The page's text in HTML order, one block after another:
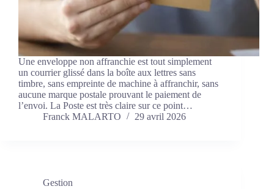
Une enveloppe non affranchie est tout simplement
un courrier glissé dans la boîte aux lettres sans
timbre, sans empreinte de machine à affranchir, sans
aucune marque postale prouvant le paiement de
l’envoi. La Poste est très claire sur ce point…
Franck MALARTO
29 avril 2026
Gestion